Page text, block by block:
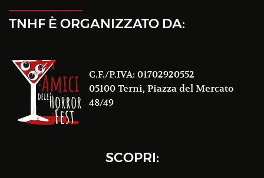
TNHF È ORGANIZZATO DA:
C.F./P.IVA: 01702920552
05100 Terni, Piazza del Mercato
48/49
SCOPRI: